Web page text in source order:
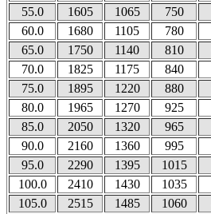
55.0
1605 1065 750
60.0
1680 1105 780
65.0
1750 1140 810
70.0
1825 1175 840
75.0
1895 1220 880
80.0
1965 1270 925
85.0
2050 1320 965
90.0
2160 1360 995
95.0
2290 1395 1015
100.0
2410 1430 1035
105.0
2515 1485 1060